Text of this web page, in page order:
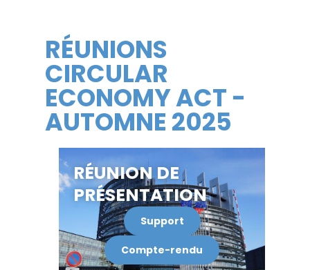
RÉUNIONS
CIRCULAR
ECONOMY ACT -
AUTOMNE 2025
RÉUNION DE
PRÉSENTATION
Support
Compte-rendu